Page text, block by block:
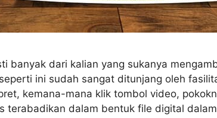
banyak dari kalian yang sukanya
ini sudah sangat ditunjang oleh
kemana-mana klik tombol video,
terabadikan dalam bentuk file digital